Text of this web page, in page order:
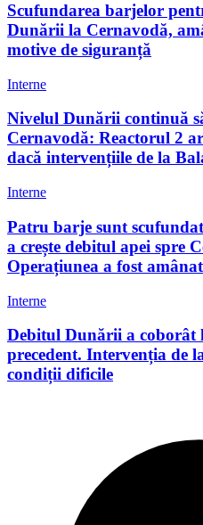
Scufundarea barjelor
Dunării la Cernavodă,
motive de siguranță
Interne
Nivelul Dunării continuă
Cernavodă: Reactorul 2
dacă intervențiile de la
Interne
Patru barje sunt
a crește debitul apei spre
Operațiunea a fost
Interne
Debitul Dunării a
precedent. Intervenția de
condiții dificile